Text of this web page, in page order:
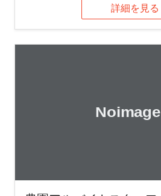
詳細を見る